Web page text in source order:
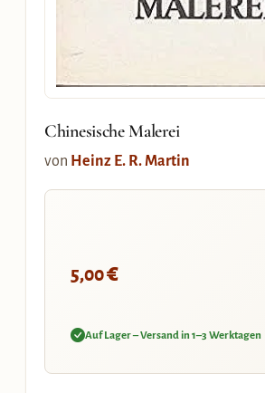
Chinesische Malerei
von Heinz E. R. Martin
5,00€
Auf Lager – Versand in 1–3 Werktagen